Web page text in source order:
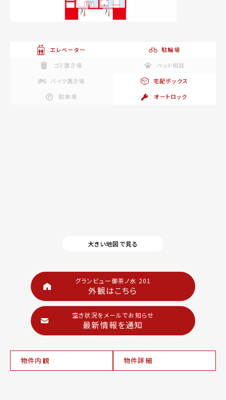
エレベーター
駐輪場
ゴミ置き場
ペット相談
バイク置き場
宅配ボックス
駐車場
オートロック
大きい地図で見る
グランビュー御茶ノ水 201
外観はこちら
空き状況をメールでお知らせ
最新情報を通知
物件内観 物件詳細